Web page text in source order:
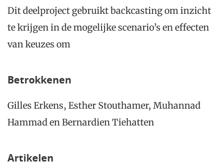
Dit deelproject gebruikt backcasting om inzicht
te krijgen in de mogelijke scenario’s en effecten
van keuzes om
Betrokkenen
Gilles Erkens, Esther Stouthamer, Muhannad
Hammad en Bernardien Tiehatten
Artikelen